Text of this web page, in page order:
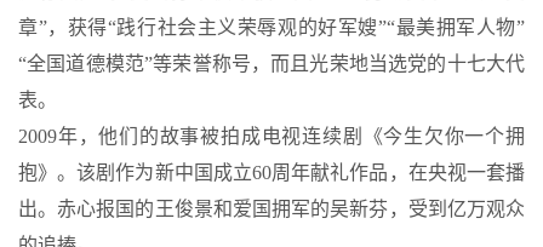
章”，获得“践行社会主义荣辱观的好军嫂”“最美拥军人物”
“全国道德模范”等荣誉称号，而且光荣地当选党的十七大代
表。
2009年，他们的故事被拍成电视连续剧《今生欠你一个拥
抱》。该剧作为新中国成立60周年献礼作品，在央视一套播
出。赤心报国的王俊景和爱国拥军的吴新芬，受到亿万观众